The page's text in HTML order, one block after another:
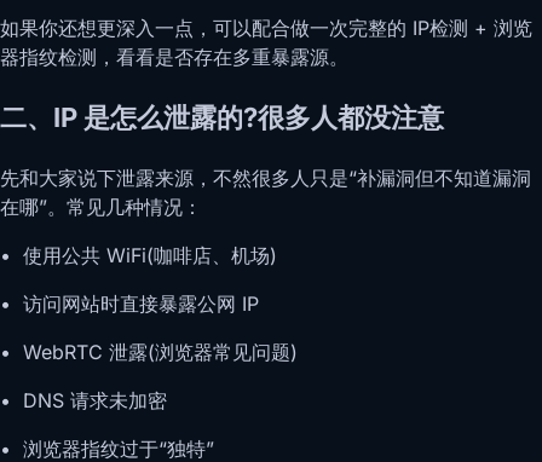
如果你还想更深入一点，可以配合做一次完整的 IP检测 + 浏览
器指纹检测，看看是否存在多重暴露源。
二、IP 是怎么泄露的?很多人都没注意
先和大家说下泄露来源，不然很多人只是“补漏洞但不知道漏洞
在哪”。常见几种情况：
• 使用公共 WiFi(咖啡店、机场)
• 访问网站时直接暴露公网 IP
• WebRTC 泄露(浏览器常见问题)
• DNS 请求未加密
• 浏览器指纹过于“独特”